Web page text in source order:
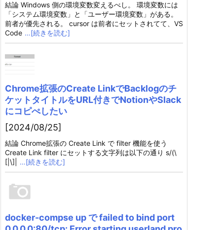
結論 Windows 側の環境変数変えるべし。 環境変数には
「システム環境変数」と「ユーザー環境変数」がある。
前者が優先される。 cursor は前者にセットされてて、VS
Code …[続きを読む]
Chrome拡張のCreate LinkでBacklogのチ
ケットタイトルをURL付きでNotionやSlack
にコピぺしたい
[2024/08/25]
結論 Chrome拡張の Create Link で filter 機能を使う
Create Link filter にセットする文字列は以下の通り s/(\
[|\]|
…[続きを読む]
docker-compse up で failed to bind port